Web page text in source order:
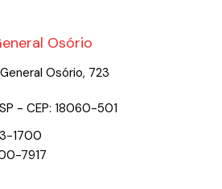
Osório
Osório, 723
- CEP: 18060-501
1700
7917